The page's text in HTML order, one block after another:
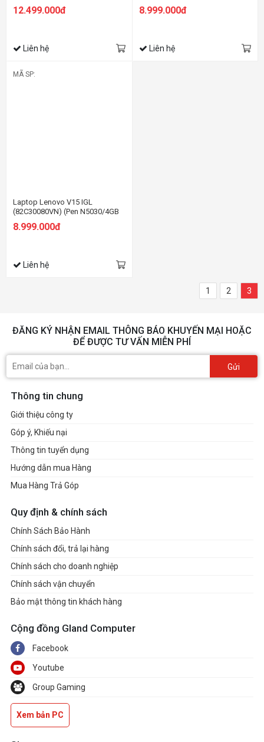
SSD/15.6 HD/Win11/Xám)
12.499.000đ
Liên hệ
SSD/11.6 HD/Win11/Xám)
8.999.000đ
Liên hệ
MÃ SP:
Laptop Lenovo V15 IGL
(82C30080VN) (Pen N5030/4GB
RAM/256GB SSD/15.6
HD/Dos/Xám)
8.999.000đ
Liên hệ
1 2 3
ĐĂNG KÝ NHẬN EMAIL THÔNG BÁO KHUYẾN MẠI HOẶC
ĐỂ ĐƯỢC TƯ VẤN MIỄN PHÍ
Gửi
Thông tin chung
Giới thiệu công ty
Góp ý, Khiếu nại
Thông tin tuyển dụng
Hướng dẫn mua Hàng
Mua Hàng Trả Góp
Quy định & chính sách
Chính Sách Bảo Hành
Chính sách đổi, trả lại hàng
Chính sách cho doanh nghiệp
Chính sách vận chuyển
Bảo mật thông tin khách hàng
Cộng đồng Gland Computer
Facebook
Youtube
Group Gaming
Xem bản PC